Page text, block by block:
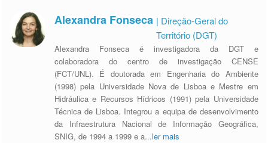
Alexandra Fonseca | Direção-Geral do
Território (DGT)
Alexandra Fonseca é investigadora da DGT e
colaboradora do centro de investigação CENSE
(FCT/UNL). É doutorada em Engenharia do Ambiente
(1998) pela Universidade Nova de Lisboa e Mestre em
Hidráulica e Recursos Hídricos (1991) pela Universidade
Técnica de Lisboa. Integrou a equipa de desenvolvimento
da Infraestrutura Nacional de Informação Geográfica,
SNIG, de 1994 a 1999 e a...ler mais